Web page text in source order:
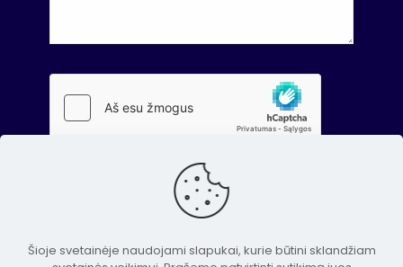
Šioje svetainėje naudojami slapukai, kurie būtini sklandžiam